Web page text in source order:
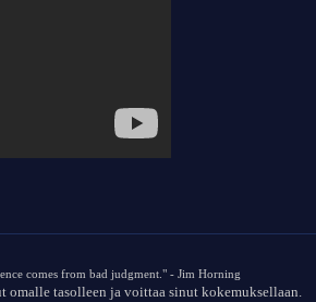
comes from bad judgment." - Jim Horning
omalle tasolleen ja voittaa sinut kokemuksellaan.